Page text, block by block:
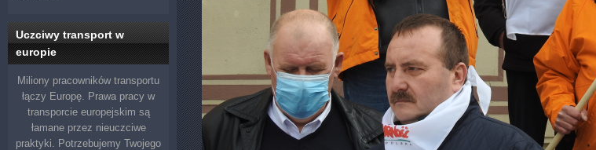
Uczciwy transport w
europie
Miliony pracowników transportu
łączy Europę. Prawa pracy w
transporcie europejskim są
łamane przez nieuczciwe
praktyki. Potrzebujemy Twojego